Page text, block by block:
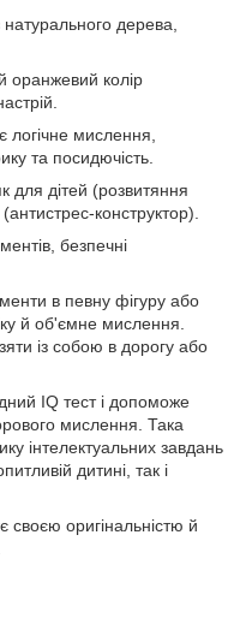
натурального дерева,
оранжевий колір
логічне мислення,
та посидючість.
для дітей (розвитяння
конструктор).
безпечні
в певну фігуру або
й об'ємне мислення.
із собою в дорогу або
IQ тест і допоможе
мислення. Така
інтелектуальних завдань
дитині, так і
своєю оригінальністю й